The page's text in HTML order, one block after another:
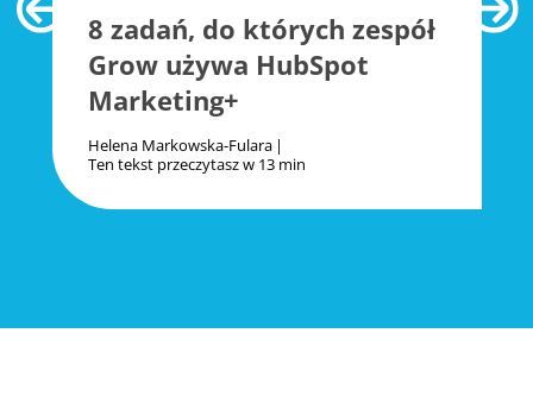
8 zadań, do których zespół
Grow używa HubSpot
Marketing+
Helena Markowska-Fulara
Ten tekst przeczytasz w 13 min